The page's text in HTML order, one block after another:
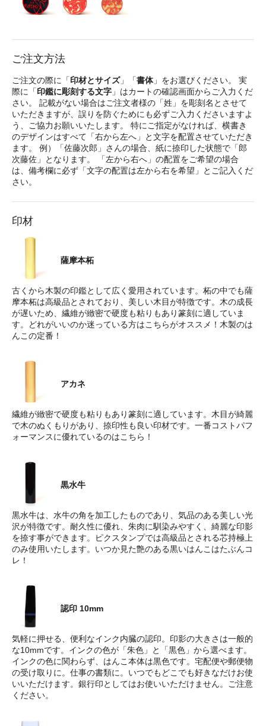
ご注文方法
ご注文の際に「印材とサイズ」「書体」をお選びください。 実
際に「印鑑に彫刻する文字 」はカートの確認画面からご入力くだ
さい。 記載がない場合はご注文者様の「姓」を彫刻名とさせて
いただきますが、誤りを防ぐためにも必ずご入力くださいますよ
う、ご協力お願いいたします。 特にご指定がなければ、横書き
のデザインはすべて「右から左へ」と文字を配置させていただき
ます。 例）「佐藤次郎」さんの場合、紙に捺印した状態で「郎
次藤佐」となります。 「左から右へ」の配置をご希望の場合
は、備考欄に必ず「文字の配置は左から右を希望」とご記入くだ
さい。
印材
薩摩本柘
古くから木製の印鑑として広く愛用されています。柘の中でも薩
摩本柘は高級品とされており、美しい木目が特徴です。木の成長
が遅いため、繊維が緻密で硬度も粘りもあり篆刻に適していま
す。どれがいいのか迷っている方はこちらがオススメ！木製のは
んこの定番！
アカネ
繊維が緻密で硬度も粘りもあり篆刻に適しています。木目が綺麗
で木のぬくもりがあり、捺印性も良い印材です。一番コストパフ
ォーマンスに優れているのはこちら！
黒水牛
黒水牛は、水牛の角を加工したものであり、気品のある美しい光
沢が特徴です。耐久性に優れ、朱肉に馴染みやすく、綺麗な印影
を捺す事ができます。ピクスタンプでは高級品とされる芯持極上
のみ使用いたします。いつか見た艶のある黒いはんこはたぶんコ
レ！
認印 10mm
気軽に押せる、便利なインク内臓の認印。印影の大きさは一般的
な10mmです。インクの色が「朱色」と「黒色」から選べます。
インクの色に関わらず、はんこ本体は黒色です。宅配便や郵便物
の受け取りに。仕事の書類に。いつでもどこでも好きなだけお使
いいただけます。銀行印としてはお使いいただけません。ご注意
ください。